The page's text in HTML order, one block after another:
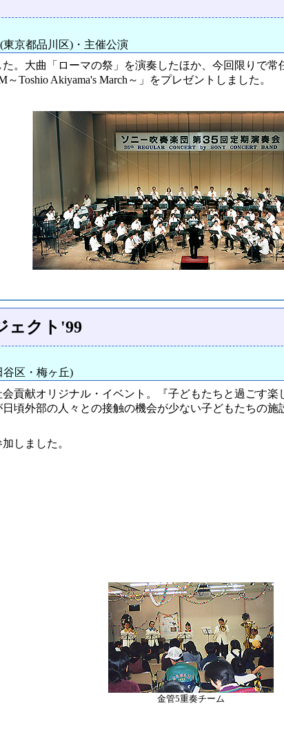
京都品川区)・主催公演
。大曲「ローマの祭」を演奏したほか、今回限りで
Toshio Akiyama's March～」をプレゼントしました。
ェクト'99
谷区・梅ヶ丘)
貢献オリジナル・イベント。『子どもたちと過ごす
頃外部の人々との接触の機会が少ない子どもたちの
しました。
金管5重奏チーム